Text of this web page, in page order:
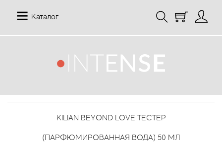
Каталог
KILIAN BEYOND LOVE ТЕСТЕР
(ПАРФЮМИРОВАННАЯ ВОДА) 50 МЛ
12 Parfumeurs Francais
19-69
27 87 Perfumes
Отзывы
История заказов
Рассылка новостей